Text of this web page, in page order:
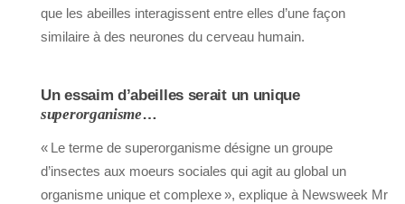
que les abeilles interagissent entre elles d’une façon
similaire à des neurones du cerveau humain.
Un essaim d’abeilles serait un unique
superorganisme…
« Le terme de superorganisme désigne un groupe
d’insectes aux moeurs sociales qui agit au global un
organisme unique et complexe », explique à Newsweek Mr